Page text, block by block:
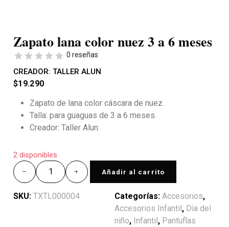
Zapato lana color nuez 3 a 6 meses
0 reseñas
CREADOR: TALLER ALUN
$19.290
Zapato de lana color cáscara de nuez.
Talla: para guaguas de 3 a 6 meses.
Creador: Taller Alun.
2 disponibles
Añadir al carrito
SKU: TXTL000004 Categorías: Accesorios,
Accesorios Infantil, Día del
niño, Infantil, Pantuflas